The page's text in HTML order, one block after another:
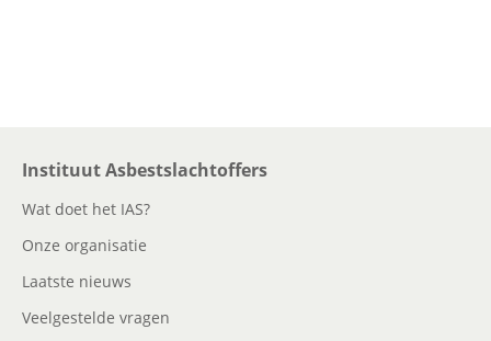
Instituut Asbestslachtoffers
Wat doet het IAS?
Onze organisatie
Laatste nieuws
Veelgestelde vragen